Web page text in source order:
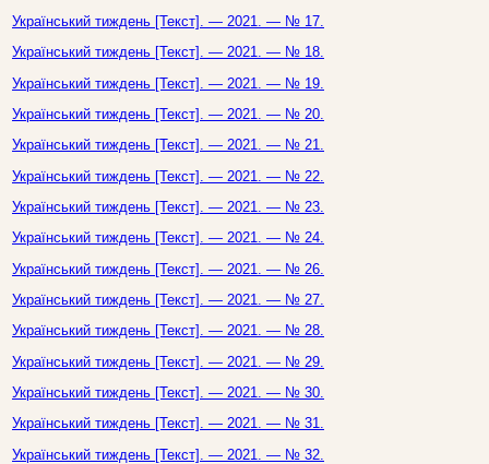
Український тиждень [Текст]. — 2021. — № 17.
Український тиждень [Текст]. — 2021. — № 18.
Український тиждень [Текст]. — 2021. — № 19.
Український тиждень [Текст]. — 2021. — № 20.
Український тиждень [Текст]. — 2021. — № 21.
Український тиждень [Текст]. — 2021. — № 22.
Український тиждень [Текст]. — 2021. — № 23.
Український тиждень [Текст]. — 2021. — № 24.
Український тиждень [Текст]. — 2021. — № 26.
Український тиждень [Текст]. — 2021. — № 27.
Український тиждень [Текст]. — 2021. — № 28.
Український тиждень [Текст]. — 2021. — № 29.
Український тиждень [Текст]. — 2021. — № 30.
Український тиждень [Текст]. — 2021. — № 31.
Український тиждень [Текст]. — 2021. — № 32.